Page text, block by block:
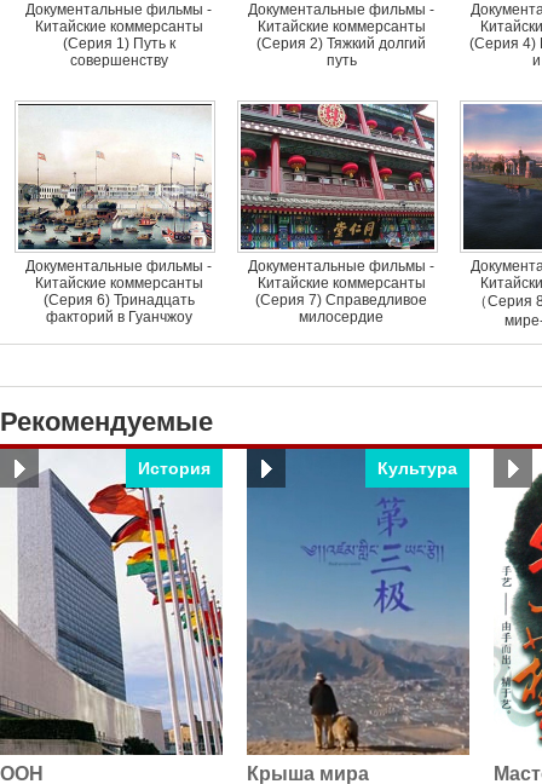
Документальные фильмы -
Китайские коммерсанты
(Серия 1) Путь к
совершенству
Документальные фильмы -
Китайские коммерсанты
(Серия 2) Тяжкий долгий
путь
(Серия 4)
Документальные фильмы -
Китайские коммерсанты
(Серия 6) Тринадцать
факторий в Гуанчжоу
Документальные фильмы -
Китайские коммерсанты
(Серия 7) Справедливое
милосердие
（Серия
Рекомендуемые
История
ООН
Культура
Крыша мира